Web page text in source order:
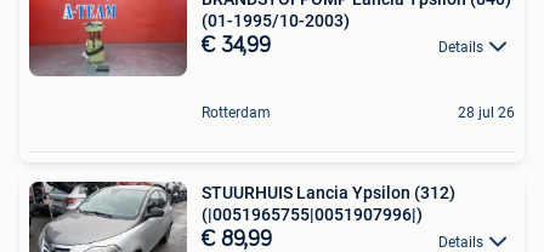
(01-1995/10-2003)
€ 34,99 Details
Rotterdam 28 jul 26
STUURHUIS Lancia Ypsilon (312)
(|0051965755|0051907996|)
€ 89,99 Details